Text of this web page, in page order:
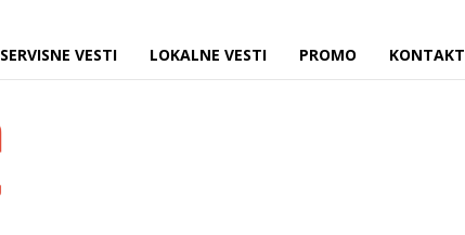
SERVISNE VESTI LOKALNE VESTI PROMO KONTAKT